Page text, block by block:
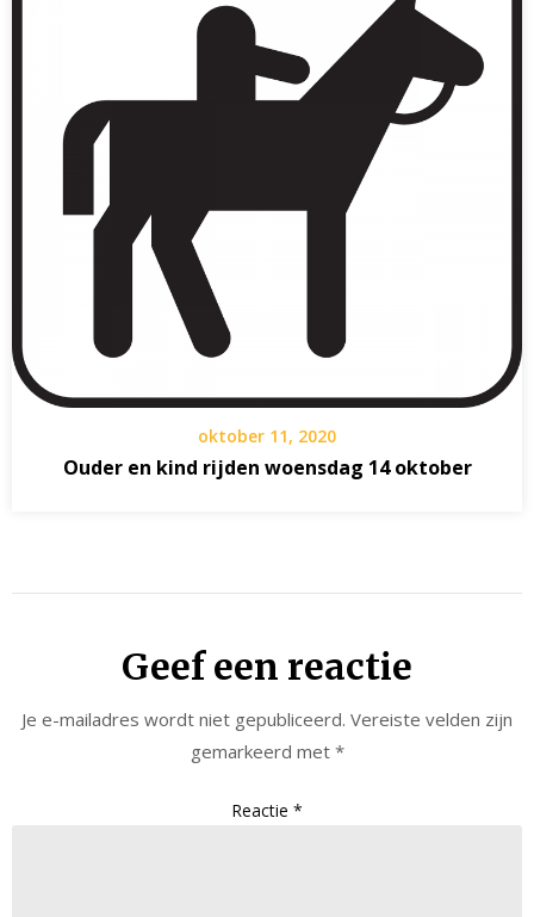
oktober 11, 2020
Ouder en kind rijden woensdag 14 oktober
Geef een reactie
Je e-mailadres wordt niet gepubliceerd. Vereiste velden zijn
gemarkeerd met *
Reactie *